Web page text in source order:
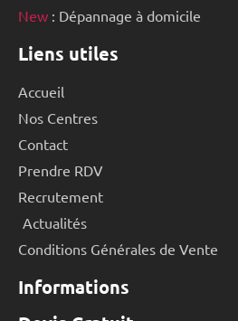
New : Dépannage à domicile
Liens utiles
Accueil
Nos Centres
Contact
Prendre RDV
Recrutement
Actualités
Conditions Générales de Vente
Informations